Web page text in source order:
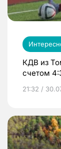
КДВ из
счетом
21:32 /